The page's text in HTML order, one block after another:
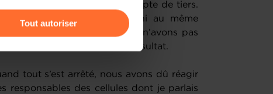
Tout autoriser
chimiques pour le compte de tiers.
souffert de la même façon ni au même
En fin de compte, nous n’avons pas
d’affaires, ni sur notre résultat.
tout s’est arrêté, nous avons dû réagir
responsables des cellules dont je parlais